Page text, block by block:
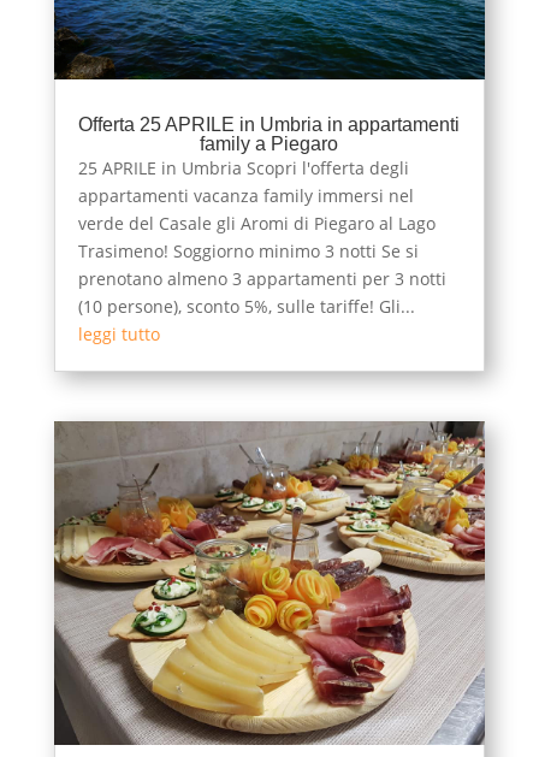
Offerta 25 APRILE in Umbria in appartamenti
family a Piegaro
25 APRILE in Umbria Scopri l'offerta degli
appartamenti vacanza family immersi nel
verde del Casale gli Aromi di Piegaro al Lago
Trasimeno! Soggiorno minimo 3 notti Se si
prenotano almeno 3 appartamenti per 3 notti
(10 persone), sconto 5%, sulle tariffe! Gli...
leggi tutto